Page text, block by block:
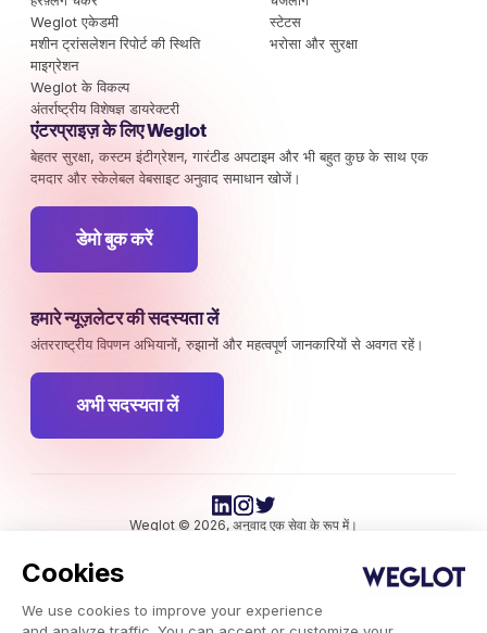
Cookies
We use cookies to improve your experience
Weglot एकेडमी
मशीन ट्रांसलेशन रिपोर्ट की स्थिति
माइग्रेशन
Weglot के विकल्प
अंतर्राष्ट्रीय विशेषज्ञ डायरेक्टरी
स्टेटस
भरोसा और सुरक्षा
एंटरप्राइज़ के लिए Weglot
बेहतर सुरक्षा, कस्टम इंटीग्रेशन, गारंटीड अपटाइम और भी बहुत कुछ के साथ एक
दमदार और स्केलेबल वेबसाइट अनुवाद समाधान खोजें।
डेमो बुक करें
हमारे न्यूज़लेटर की सदस्यता लें
अंतरराष्ट्रीय विपणन अभियानों, रुझानों और महत्वपूर्ण जानकारियों से अवगत रहें।
अभी सदस्यता लें
Weglot © 2026, अनुवाद एक सेवा के रूप में।